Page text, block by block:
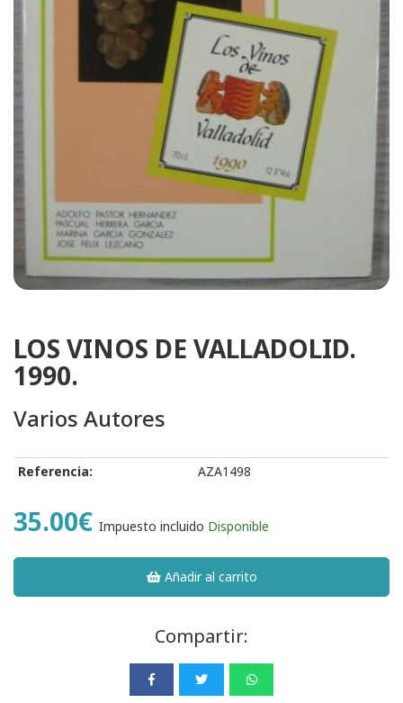
LOS VINOS DE VALLADOLID.
1990.
Varios Autores
Referencia: AZA1498
35.00€ Impuesto incluido Disponible
Añadir al carrito
Compartir: